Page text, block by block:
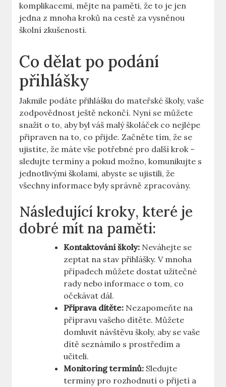
komplikacemi, mějte na paměti, ‌že to je jen
jedna z mnoha kroků na cestě ⁣za vysněnou
školní zkušeností.
Co dělat po podání
přihlášky
Jakmile podáte přihlášku do mateřské školy, vaše
zodpovědnost ještě nekončí. Nyní⁤ se můžete
snažit o to, aby byl váš ⁣malý školáček co​ nejlépe
připraven na to, co přijde. ⁣Začněte tím, že se
ujistíte, že ​máte vše potřebné pro další krok –
sledujte termíny a⁤ pokud možno, komunikujte s
jednotlivými školami, abyste se ujistili, že
všechny ​informace byly správně zpracovány.
Následující kroky, ​které je
dobré mít na ⁣paměti:
Kontaktování školy: Neváhejte se
zeptat na stav přihlášky. V mnoha
případech můžete dostat užitečné
rady nebo informace ⁢o ​tom, co
očekávat dál.
Příprava dítěte: Nezapomeňte na
přípravu vašeho‌ dítěte. Můžete
domluvit ⁣návštěvu školy,‌ aby se vaše
dítě seznámilo s ‌prostředím ⁤a
učiteli.
Monitoring termínů: Sledujte
termíny pro rozhodnutí o přijetí a